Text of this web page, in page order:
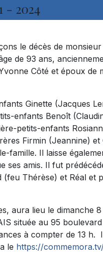
- 2024
le décès de
de 93 ans,
Côté et époux de
Ginette (Jacques
enfants Benoît
petits-enfants
Firmin (Jeannine)
Il laisse
ses amis. Il fut
Thérèse) et Réal et
aura lieu le dimanche
située au 95
à compter de 13 h.
le https://